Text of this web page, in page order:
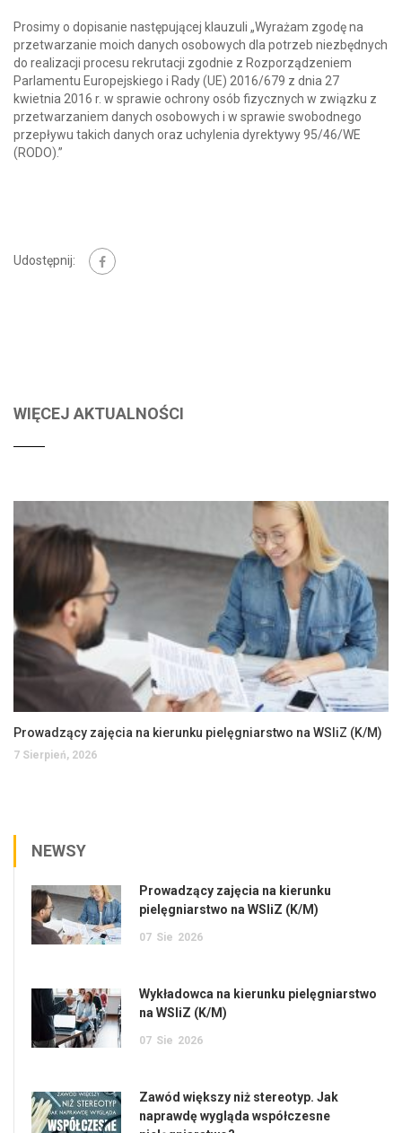
Prosimy o dopisanie następującej klauzuli „Wyrażam zgodę na
przetwarzanie moich danych osobowych dla potrzeb niezbędnych
do realizacji procesu rekrutacji zgodnie z Rozporządzeniem
Parlamentu Europejskiego i Rady (UE) 2016/679 z dnia 27
kwietnia 2016 r. w sprawie ochrony osób fizycznych w związku z
przetwarzaniem danych osobowych i w sprawie swobodnego
przepływu takich danych oraz uchylenia dyrektywy 95/46/WE
(RODO).”
Udostępnij:
WIĘCEJ AKTUALNOŚCI
Prowadzący zajęcia na kierunku pielęgniarstwo na WSIiZ (K/M)
7 Sierpień, 2026
NEWSY
Prowadzący zajęcia na kierunku
pielęgniarstwo na WSIiZ (K/M)
07 Sie 2026
Wykładowca na kierunku pielęgniarstwo
na WSIiZ (K/M)
07 Sie 2026
Zawód większy niż stereotyp. Jak
naprawdę wygląda współczesne